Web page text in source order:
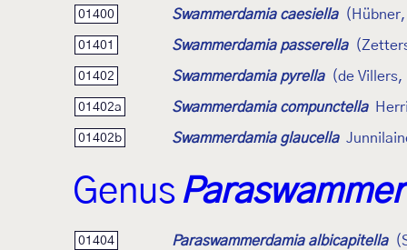
01400 Swammerdamia caesiella
01401 Swammerdamia passerella
01402 Swammerdamia pyrella (de Villers,
01402a Swammerdamia compunctella
01402b Swammerdamia glaucella
Genus
01404 Paraswammerdamia albicapitella